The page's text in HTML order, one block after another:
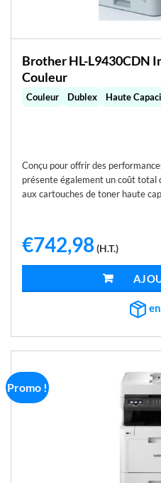
Brother HL-L9430CDN
Couleur
Couleur Dublex Haute
Conçu pour offrir des
présente également un coût total
aux cartouches de toner haute
€742,98(H.T.)
AJOUTER
Promo !